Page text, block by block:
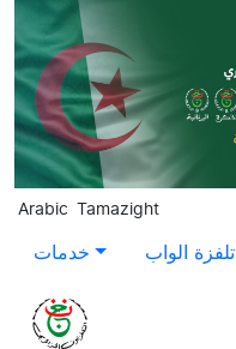
Skip to main content
Arabic Tamazight
خدمات تلفزة الواب